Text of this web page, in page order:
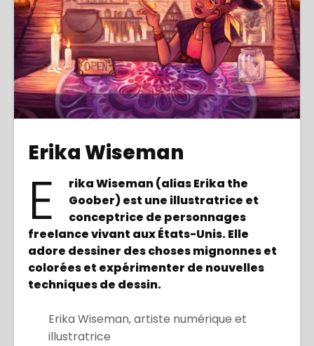
Français
Erika Wiseman
E
rika Wiseman (alias Erika the
Goober) est une illustratrice et
conceptrice de personnages
freelance vivant aux États-Unis. Elle
adore dessiner des choses mignonnes et
colorées et expérimenter de nouvelles
techniques de dessin.
Erika Wiseman, artiste numérique et
illustratrice